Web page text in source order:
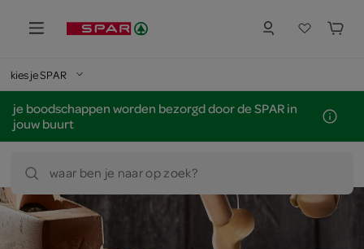
kies je SPAR
je boodschappen worden bezorgd door de SPAR in
jouw buurt
waar ben je naar op zoek?